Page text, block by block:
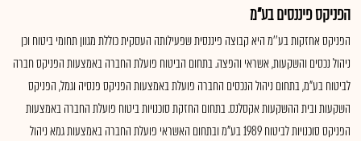
הפניקס פיננסים בע"מ
הפניקס אחזקות בע''מ היא קבוצה פיננסית שפעילותה העסקית כוללת מגוון תחומי ביטוח וכן
ניהול נכסים והשקעות, אשראי והפצה. בתחום הביטוח פועלת החברה באמצעות הפניקס חברה
לביטוח בע"מ, בתחום ניהול הנכסים החברה פועלת באמצעות הפניקס פנסיה וגמל, הפניקס
השקעות ובית ההשקעות אקסלנס. בתחום החזקת סוכנויות ביטוח פועלת החברה באמצעות
הפניקס סוכנויות לביטוח 1989 בע"מ ובתחום האשראי פועלת החברה באמצעות גמא ניהול